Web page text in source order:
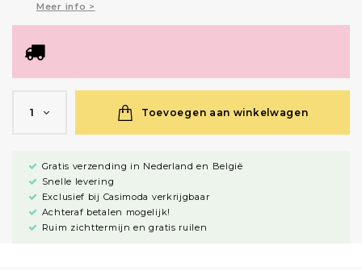
Meer info >
1 Toevoegen aan winkelwagen
Gratis verzending in Nederland en België
Snelle levering
Exclusief bij Casimoda verkrijgbaar
Achteraf betalen mogelijk!
Ruim zichttermijn en gratis ruilen